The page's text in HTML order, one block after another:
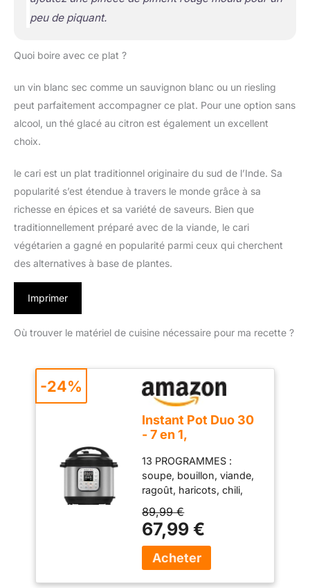
peu de piquant.
Quoi boire avec ce plat ?
un vin blanc sec comme un sauvignon blanc ou un riesling
peut parfaitement accompagner ce plat. Pour une option sans
alcool, un thé glacé au citron est également un excellent
choix.
le cari est un plat traditionnel originaire du sud de l’Inde. Sa
popularité s’est étendue à travers le monde grâce à sa
richesse en épices et sa variété de saveurs. Bien que
traditionnellement préparé avec de la viande, le cari
végétarien a gagné en popularité parmi ceux qui cherchent
des alternatives à base de plantes.
Imprimer
Où trouver le matériel de cuisine nécessaire pour ma recette ?
Instant Pot Duo 30
- 7 en 1,
Intelligent -
Fonctions ,
Autocuiseur,
Mijoteuse, Cuiseur
à Riz, Poêle à
Rissoler,
Yaourtière, Cuiseur
Vapeur et Chauffe-
Plat - 3 L, Acier
13 PROGRAMMES :
soupe, bouillon, viande,
ragoût, haricots, chili,
porridge, vapeur, yaourt,
maintien au chaud,
multi-céréales, volaille et
cuisson à l'autocuiseur :
89,99 €
67,99 €
-24%